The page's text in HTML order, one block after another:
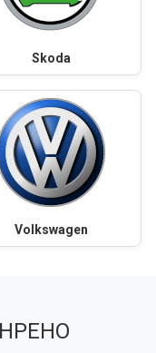
Skoda
Volkswagen